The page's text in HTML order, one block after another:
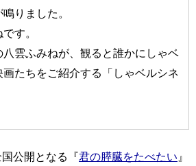
りました。
す。
八雲ふみねが、観ると誰かにしゃベ
画たちをご紹介する「しゃベルシネ
公開となる『君の膵臓をたべたい 』